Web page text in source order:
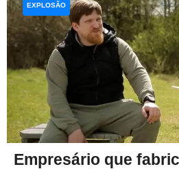
Empresário que
EXPLOSÃO